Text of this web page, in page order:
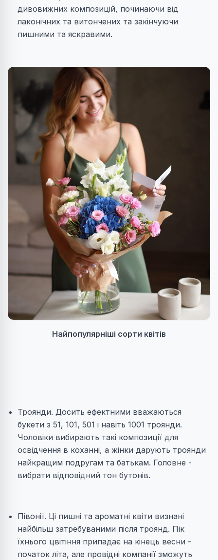
дивовижних композицій, починаючи від
лаконічних та витончених та закінчуючи
пишними та яскравими.
Найпопулярніші сорти квітів
Троянди. Досить ефектними вважаються
букети з 51, 101, 501 і навіть 1001 троянди.
Чоловіки вибирають такі композиції для
освідчення в коханні, а жінки дарують троянди
найкращим подругам та батькам. Головне -
вибрати відповідний тон бутонів.
Півонії. Ці пишні та ароматні квіти визнані
найбільш затребуваними після троянд. Пік
їхнього цвітіння припадає на кінець весни -
початок літа, але провідні компанії зможуть